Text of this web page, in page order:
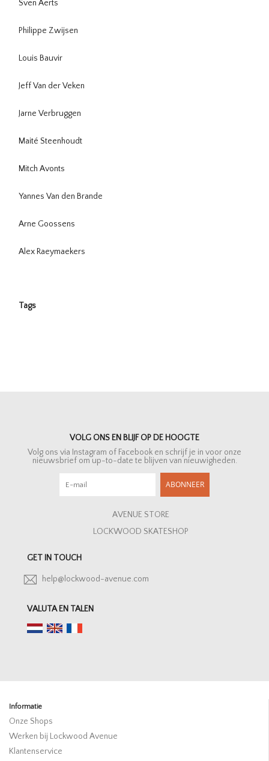
Sven Aerts
Philippe Zwijsen
Louis Bauvir
Jeff Van der Veken
Jarne Verbruggen
Maité Steenhoudt
Mitch Avonts
Yannes Van den Brande
Arne Goossens
Alex Raeymaekers
Tags
VOLG ONS EN BLIJF OP DE HOOGTE
Volg ons via Instagram of Facebook en schrijf je in voor onze
nieuwsbrief om up-to-date te blijven van nieuwigheden.
ABONNEER
AVENUE STORE
LOCKWOOD SKATESHOP
GET IN TOUCH
help@lockwood-avenue.com
VALUTA EN TALEN
Informatie
Onze Shops
Werken bij Lockwood Avenue
Klantenservice